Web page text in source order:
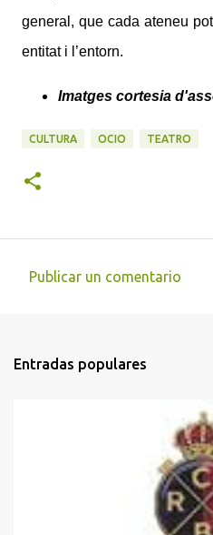
general, que cada ateneu
entitat i l’entorn.
Imatges cortesia
CULTURA OCIO TEATRO
e
Publicar un comentario
Entradas populares